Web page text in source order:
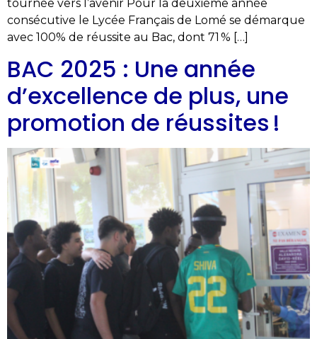
tournée vers l’avenir Pour la deuxième année
consécutive le Lycée Français de Lomé se démarque
avec 100% de réussite au Bac, dont 71 % […]
BAC 2025 : Une année
d’excellence de plus, une
promotion de réussites !